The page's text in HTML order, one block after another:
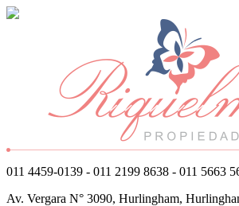
011 4459-0139 - 011 2199 8638 - 011 5663
Av. Vergara N° 3090, Hurlingham,